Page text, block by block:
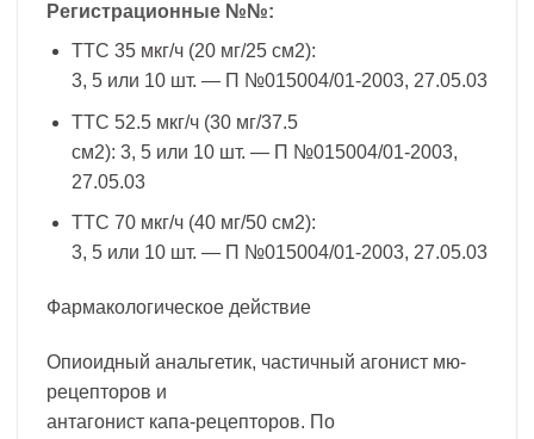
Регистрационные №№:
ТТС 35 мкг/ч (20 мг/25 см2):
3, 5 или 10 шт. — П №015004/01-2003, 27.05.03
ТТС 52.5 мкг/ч (30 мг/37.5
см2): 3, 5 или 10 шт. — П №015004/01-2003,
27.05.03
ТТС 70 мкг/ч (40 мг/50 см2):
3, 5 или 10 шт. — П №015004/01-2003, 27.05.03
Фармакологическое действие
Опиоидный анальгетик, частичный агонист мю-
рецепторов и
антагонист капа-рецепторов. По